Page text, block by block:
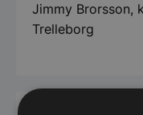
Jimmy Brorsson,
Trelleborg